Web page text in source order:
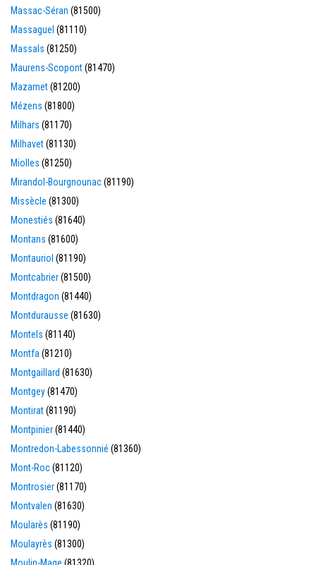
Massac-Séran (81500)
Massaguel (81110)
Massals (81250)
Maurens-Scopont(81470)
Mazamet(81200)
Mézens (81800)
Milhars (81170)
Milhavet(81130)
Miolles (81250)
Mirandol-Bourgnounac(81190)
Missècle (81300)
Monestiés (81640)
Montans (81600)
Montauriol (81190)
Montcabrier(81500)
Montdragon (81440)
Montdurausse (81630)
Montels (81140)
Montfa (81210)
Montgaillard (81630)
Montgey(81470)
Montirat(81190)
Montpinier(81440)
Montredon-Labessonnié (81360)
Mont-Roc(81120)
Montrosier(81170)
Montvalen (81630)
Moularès (81190)
Moulayrès (81300)